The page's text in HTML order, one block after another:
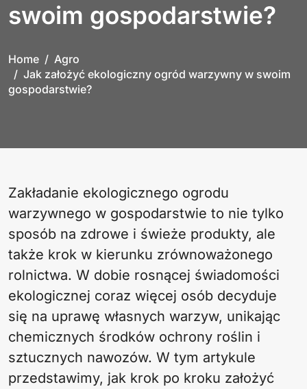
swoim gospodarstwie?
Home
Agro
Jak założyć ekologiczny ogród warzywny w swoim
gospodarstwie?
Zakładanie ekologicznego ogrodu
warzywnego w gospodarstwie to nie tylko
sposób na zdrowe i świeże produkty, ale
także krok w kierunku zrównoważonego
rolnictwa. W dobie rosnącej świadomości
ekologicznej coraz więcej osób decyduje
się na uprawę własnych warzyw, unikając
chemicznych środków ochrony roślin i
sztucznych nawozów. W tym artykule
przedstawimy, jak krok po kroku założyć